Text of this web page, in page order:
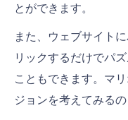
とができます。
また、ウェブサイト
リックするだけでパ
こともできます。マ
ジョンを考えてみる